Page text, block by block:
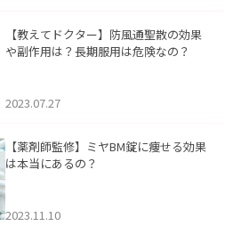
【教えてドクター】防風通聖散の効果
や副作用は？長期服用は危険なの？
2023.07.27
【薬剤師監修】ミヤBM錠に痩せる効果
は本当にあるの？
2023.11.10